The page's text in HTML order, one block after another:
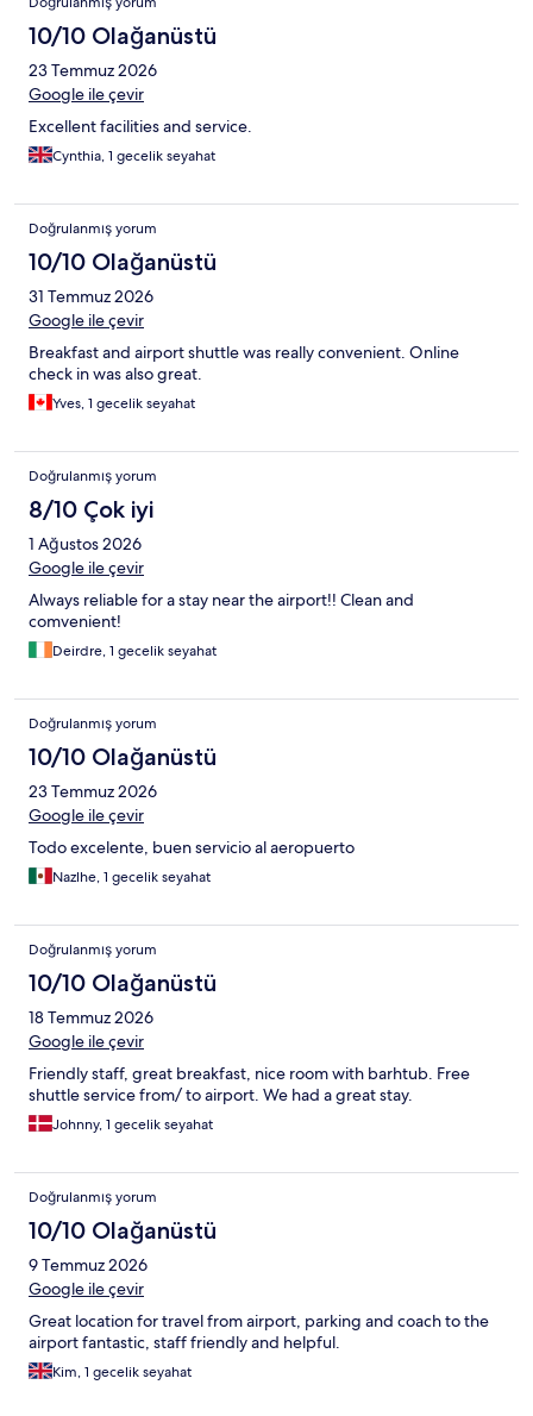
10/10 Olağanüstü
23 Temmuz 2026
Google ile çevir
Excellent facilities and service.
Cynthia, 1 gecelik seyahat
Doğrulanmış yorum
10/10 Olağanüstü
31 Temmuz 2026
Google ile çevir
Breakfast and airport shuttle was really convenient. Online
check in was also great.
Yves, 1 gecelik seyahat
Doğrulanmış yorum
8/10 Çok iyi
1 Ağustos 2026
Google ile çevir
Always reliable for a stay near the airport!! Clean and
comvenient!
Deirdre, 1 gecelik seyahat
Doğrulanmış yorum
10/10 Olağanüstü
23 Temmuz 2026
Google ile çevir
Todo excelente, buen servicio al aeropuerto
Nazlhe, 1 gecelik seyahat
Doğrulanmış yorum
10/10 Olağanüstü
18 Temmuz 2026
Google ile çevir
Friendly staff, great breakfast, nice room with barhtub. Free
shuttle service from/ to airport. We had a great stay.
Johnny, 1 gecelik seyahat
Doğrulanmış yorum
10/10 Olağanüstü
9 Temmuz 2026
Google ile çevir
Great location for travel from airport, parking and coach to the
airport fantastic, staff friendly and helpful.
Kim, 1 gecelik seyahat